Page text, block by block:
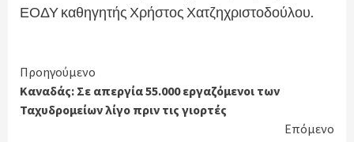
ΕΟΔΥ καθηγητής Χρήστος Χατζηχριστοδούλου.
Continue
Reading
Προηγούμενο
Καναδάς: Σε απεργία 55.000 εργαζόμενοι των
Ταχυδρομείων λίγο πριν τις γιορτές
Επόμενο